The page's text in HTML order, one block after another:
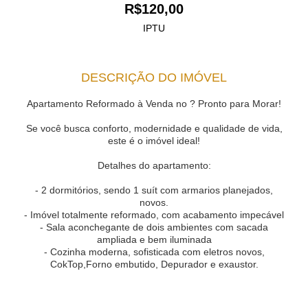
R$120,00
IPTU
DESCRIÇÃO DO IMÓVEL
Apartamento Reformado à Venda no ? Pronto para Morar!
Se você busca conforto, modernidade e qualidade de vida,
este é o imóvel ideal!
Detalhes do apartamento:
- 2 dormitórios, sendo 1 suít com armarios planejados,
novos.
- Imóvel totalmente reformado, com acabamento impecável
- Sala aconchegante de dois ambientes com sacada
ampliada e bem iluminada
- Cozinha moderna, sofisticada com eletros novos,
CokTop,Forno embutido, Depurador e exaustor.